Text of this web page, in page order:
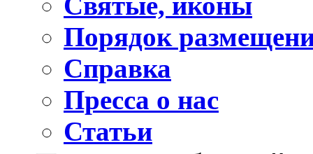
Порядок
Справка
Пресса о нас
Статьи